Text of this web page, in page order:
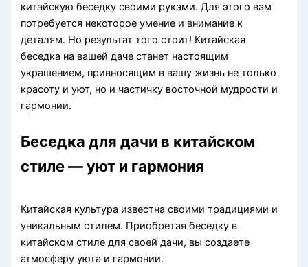
китайскую беседку своими руками. Для этого вам
потребуется некоторое умение и внимание к
деталям. Но результат того стоит! Китайская
беседка на вашей даче станет настоящим
украшением, привносящим в вашу жизнь не только
красоту и уют, но и частичку восточной мудрости и
гармонии.
Беседка для дачи в китайском
стиле — уют и гармония
Китайская культура известна своими традициями и
уникальным стилем. Приобретая беседку в
китайском стиле для своей дачи, вы создаете
атмосферу уюта и гармонии.